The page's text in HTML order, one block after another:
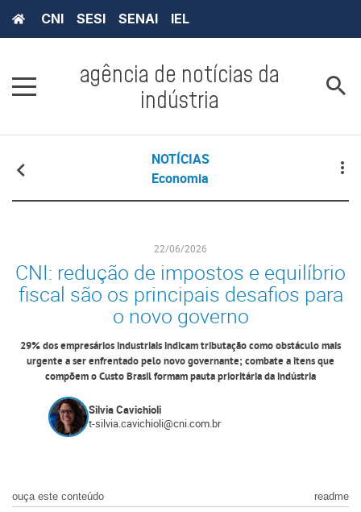
CNI SESI SENAI IEL
agência de notícias da
indústria
NOTÍCIAS
Economia
22/06/2026
CNI: redução de impostos e equilíbrio
fiscal são os principais desafios para
o novo governo
29% dos empresários industriais indicam tributação como obstáculo mais
urgente a ser enfrentado pelo novo governante; combate a itens que
compõem o Custo Brasil formam pauta prioritária da indústria
Silvia Cavichioli
t-silvia.cavichioli@cni.com.br
ouça este conteúdo readme